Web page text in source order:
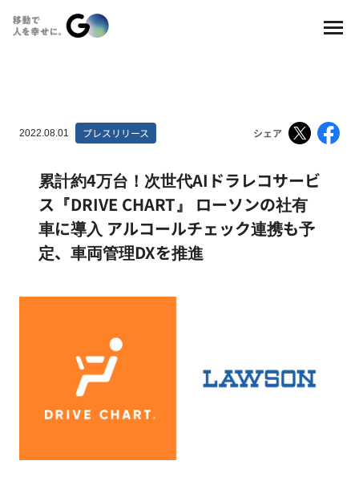
2022.08.01 プレスリリース シェア
累計約4万台！次世代AIドラレコサービ
ス『DRIVE CHART』 ローソンの社有
車に導入 アルコールチェック連携も予
定、車両管理DXを推進